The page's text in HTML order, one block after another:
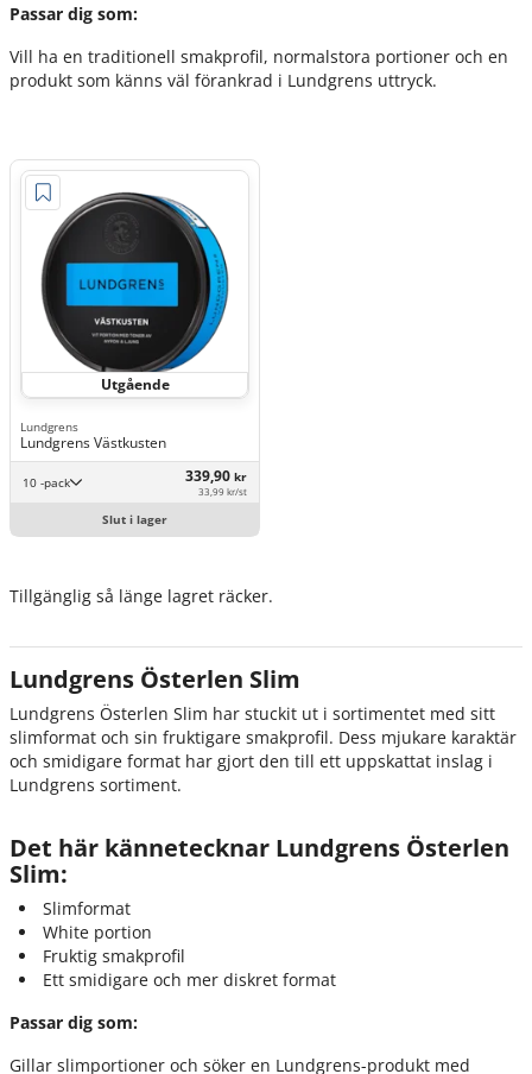
Passar dig som:
Vill ha en traditionell smakprofil, normalstora portioner och en
produkt som känns väl förankrad i Lundgrens uttryck.
Utgående
Lundgrens
Lundgrens Västkusten
10 -pack 339,90 kr
33,99 kr/st
Slut i lager
Tillgänglig så länge lagret räcker.
Lundgrens Österlen Slim
Lundgrens Österlen Slim har stuckit ut i sortimentet med sitt
slimformat och sin fruktigare smakprofil. Dess mjukare karaktär
och smidigare format har gjort den till ett uppskattat inslag i
Lundgrens sortiment.
Det här kännetecknar Lundgrens Österlen
Slim:
Slimformat
White portion
Fruktig smakprofil
Ett smidigare och mer diskret format
Passar dig som:
Gillar slimportioner och söker en Lundgrens-produkt med